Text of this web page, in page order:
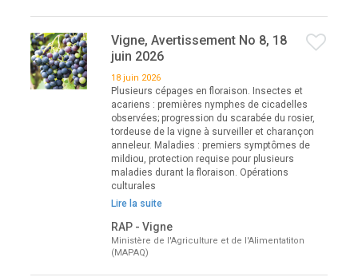
Vigne, Avertissement No 8, 18
juin 2026
18 juin 2026
Plusieurs cépages en floraison. Insectes et
acariens : premières nymphes de cicadelles
observées; progression du scarabée du rosier,
tordeuse de la vigne à surveiller et charançon
anneleur. Maladies : premiers symptômes de
mildiou, protection requise pour plusieurs
maladies durant la floraison. Opérations
culturales
Lire la suite
RAP - Vigne
Ministère de l'Agriculture et de l'Alimentatiton
(MAPAQ)